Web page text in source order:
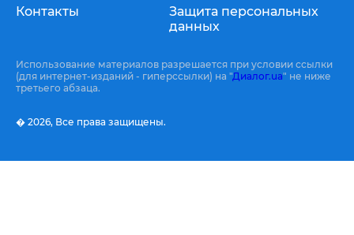
Контакты
Защита персональных
данных
Использование материалов разрешается при условии ссылки
(для интернет-изданий - гиперссылки) на "Диалог.ua" не ниже
третьего абзаца.
� 2026, Все права защищены.